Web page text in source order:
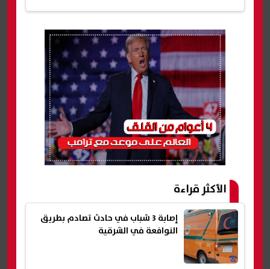
الأكثر قراءة
إصابة 3 شباب في حادث تصادم بطريق
النوافعة في الشرقية